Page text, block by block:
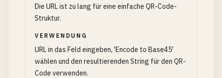
Die URL ist zu lang für eine einfache QR-Code-
Struktur.
VERWENDUNG
URL in das Feld eingeben, 'Encode to Base45'
wählen und den resultierenden String für den QR-
Code verwenden.